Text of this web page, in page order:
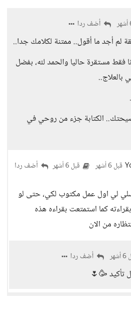
أضف ردا
لم أجد ما أقول.. ممتنة لكلامك جدا..
فقط مستقرة حاليا والحمد لله، بفضل
بالعلاج..
الكتابة جزء من روحي في
قبل 6 أشهر قبل 6 أشهر أضف ردا
لي اول عمل مكتوب لكي، حتى لو
كما استمتعت بقراءه هذه
من الان
أضف ردا
تأكيد 🥳🌷